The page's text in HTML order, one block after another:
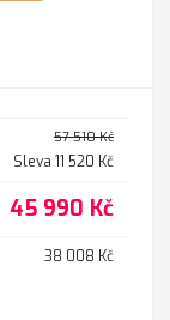
57 510 Kč
Sleva 11 520 Kč
45 990 Kč
38 008 Kč